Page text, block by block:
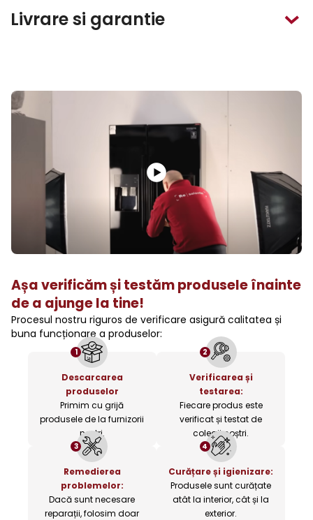
Livrare si garantie
Așa verificăm și testăm produsele înainte
de a ajunge la tine!
Procesul nostru riguros de verificare asigură calitatea și
buna funcționare a produselor:
1
Descarcarea
produselor
Primim cu grijă
produsele de la furnizorii
noștri.
2
Verificarea și
testarea:
Fiecare produs este
verificat și testat de
colegii noștri.
3
Remedierea
problemelor:
Dacă sunt necesare
reparații, folosim doar
4
Curățare și igienizare:
Produsele sunt curățate
atât la interior, cât și la
exterior.